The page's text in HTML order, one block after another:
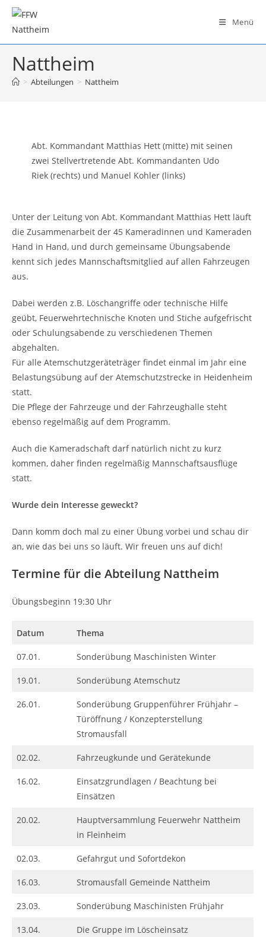
Zum
Inhalt
springen
Menü
Nattheim
> Abteilungen > Nattheim
Abt. Kommandant Matthias Hett (mitte) mit seinen
zwei Stellvertretende Abt. Kommandanten Udo
Riek (rechts) und Manuel Kohler (links)
Unter der Leitung von Abt. Kommandant Matthias Hett läuft
die Zusammenarbeit der 45 Kameradinnen und Kameraden
Hand in Hand, und durch gemeinsame Übungsabende
kennt sich jedes Mannschaftsmitglied auf allen Fahrzeugen
aus.
Dabei werden z.B. Löschangriffe oder technische Hilfe
geübt, Feuerwehrtechnische Knoten und Stiche aufgefrischt
oder Schulungsabende zu verschiedenen Themen
abgehalten.
Für alle Atemschutzgeräteträger findet einmal im Jahr eine
Belastungsübung auf der Atemschutzstrecke in Heidenheim
statt.
Die Pflege der Fahrzeuge und der Fahrzeughalle steht
ebenso regelmäßig auf dem Programm.
Auch die Kameradschaft darf natürlich nicht zu kurz
kommen, daher finden regelmäßig Mannschaftsausflüge
statt.
Wurde dein Interesse geweckt?
Dann komm doch mal zu einer Übung vorbei und schau dir
an, wie das bei uns so läuft. Wir freuen uns auf dich!
Termine für die Abteilung Nattheim
Übungsbeginn 19:30 Uhr
Datum Thema
07.01. Sonderübung Maschinisten Winter
19.01. Sonderübung Atemschutz
26.01.
Sonderübung Gruppenführer Frühjahr –
Türöffnung / Konzepterstellung
Stromausfall
02.02. Fahrzeugkunde und Gerätekunde
16.02.
Einsatzgrundlagen / Beachtung bei
Einsätzen
20.02.
Hauptversammlung Feuerwehr Nattheim
in Fleinheim
02.03. Gefahrgut und Sofortdekon
16.03. Stromausfall Gemeinde Nattheim
23.03. Sonderübung Maschinisten Frühjahr
13.04. Die Gruppe im Löscheinsatz